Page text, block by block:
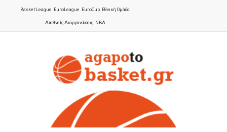
Basket League EuroLeague EuroCup Εθνική Ομάδα
Διεθνείς Διοργανώσεις NBA